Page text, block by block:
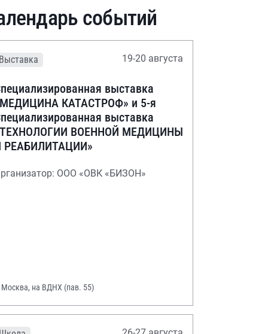
событий
Выставка 19-20 августа
выставка
КАТАСТРОФ» и 5-я
выставка
ВОЕННОЙ МЕДИЦИНЫ
РЕАБИЛИТАЦИИ»
ООО «ОВК «БИЗОН»
Москва, на ВДНХ (пав. 55)